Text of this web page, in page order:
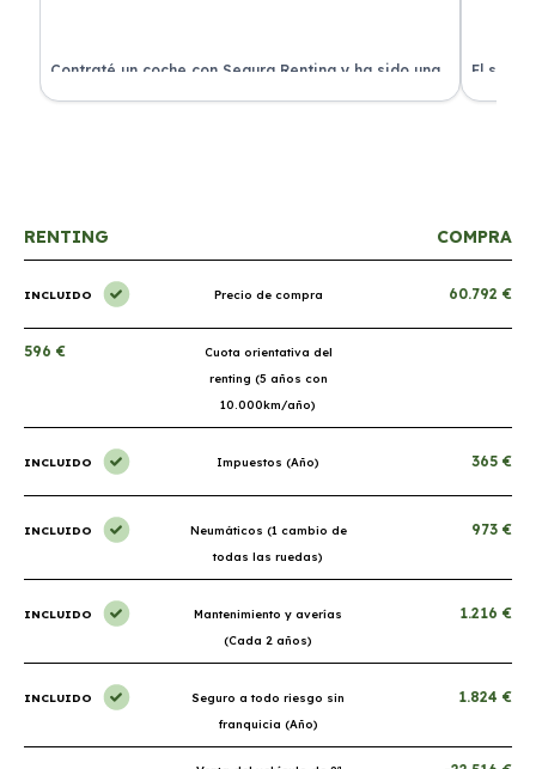
Contraté un coche con Segura Renting y ha sido una
experiencia fantástica. Todo incluido y sin sorpresas.
El
proceso
RENTING COMPRA
INCLUIDO Precio de compra 60.792 €
596 €
Cuota orientativa del
renting (5 años con
10.000km/año)
INCLUIDO Impuestos (Año) 365 €
INCLUIDO
Neumáticos (1 cambio de
todas las ruedas)
973 €
INCLUIDO
Mantenimiento y averías
(Cada 2 años)
1.216 €
INCLUIDO
Seguro a todo riesgo sin
franquicia (Año)
1.824 €